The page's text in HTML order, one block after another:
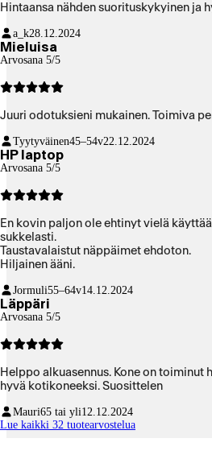
Hintaansa nähden suorituskykyinen ja
a_k28.12.2024
Mieluisa
Arvosana 5/5
Juuri odotuksieni mukainen. Toimiva
Tyytyväinen45–54v22.12.2024
HP laptop
Arvosana 5/5
En kovin paljon ole ehtinyt vielä
sukkelasti.
Taustavalaistut näppäimet ehdoton.
Hiljainen ääni.
Jormuli55–64v14.12.2024
Läppäri
Arvosana 5/5
Helppo alkuasennus. Kone on toiminut
hyvä kotikoneeksi. Suosittelen
Mauri65 tai yli12.12.2024
Lue kaikki 32 tuotearvostelua